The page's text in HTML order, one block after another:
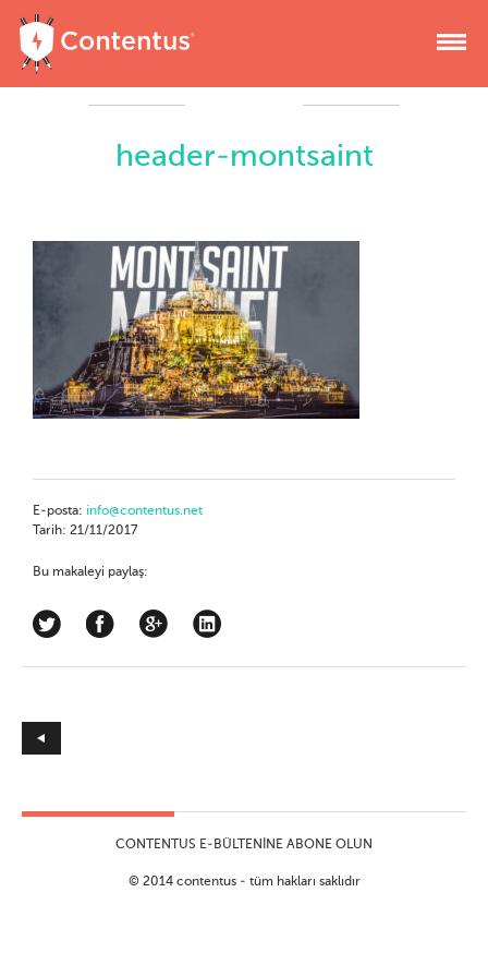
header-montsaint
E-posta: info@contentus.net
Tarih: 21/11/2017
Bu makaleyi paylaş:
CONTENTUS E-BÜLTENINE ABONE OLUN
© 2014 contentus - tüm hakları saklıdır